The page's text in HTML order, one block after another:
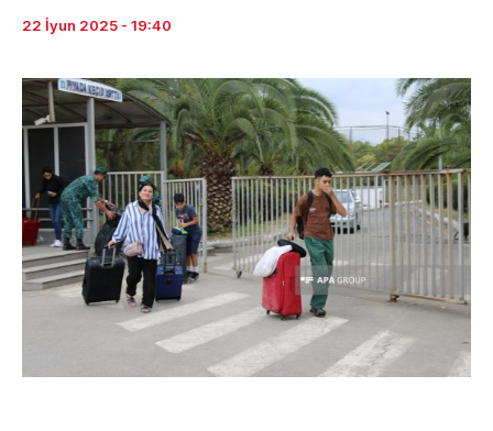
22 İyun 2025 - 19:40